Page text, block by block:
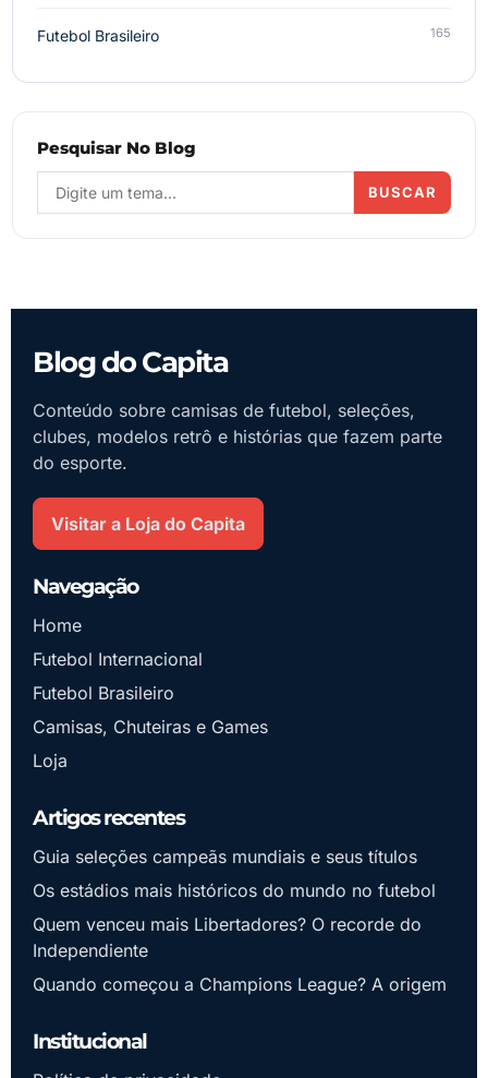
Futebol Brasileiro 165
Pesquisar No Blog
BUSCAR
Blog do Capita
Conteúdo sobre camisas de futebol, seleções,
clubes, modelos retrô e histórias que fazem parte
do esporte.
Visitar a Loja do Capita
Navegação
Home
Futebol Internacional
Futebol Brasileiro
Camisas, Chuteiras e Games
Loja
Artigos recentes
Guia seleções campeãs mundiais e seus títulos
Os estádios mais históricos do mundo no futebol
Quem venceu mais Libertadores? O recorde do
Independiente
Quando começou a Champions League? A origem
Institucional